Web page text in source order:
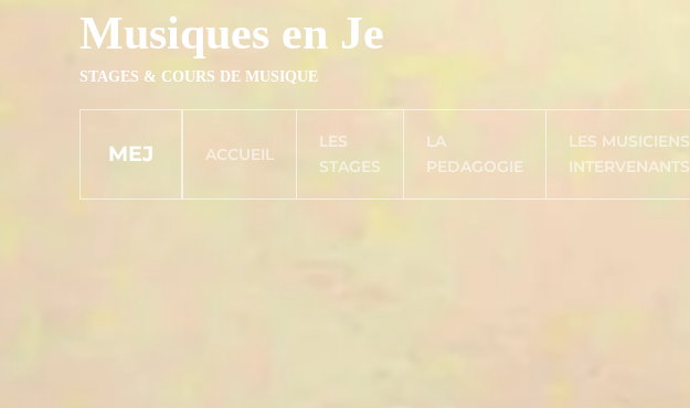
Accéder au contenu principal
Musiques en Je
STAGES & COURS DE MUSIQUE
MEJ ACCUEIL
LES
STAGES
LA
PEDAGOGIE
LES MUSICIENS
INTERVENANTS